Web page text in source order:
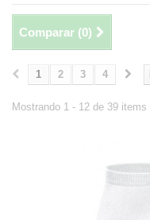
Comparar (0)
1 2 3 4
Mostrando 1 - 12 de 39 items